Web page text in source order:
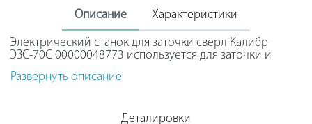
Описание Характеристики
Электрический станок для заточки свёрл Калибр
ЭЗС-70C 00000048773 используется для заточки и
шлифования сверл различного диаметра. Данный
станок работает от электрической сети напряжением
Применяется в небольших промышленных
Развернуть описание
Деталировки